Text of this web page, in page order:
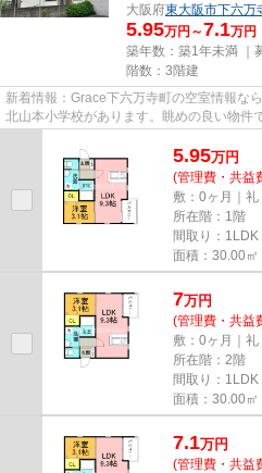
大阪府東大阪市下六万
5.95万円～7.1万円
築年数：築1年未満 ｜
階数：3階建
新着情報：Grace下六万寺町の空室情報な
北山本小学校があります。眺めの良い物件
の良い安心の物件です。東大阪...
5.95万円
(管理費・共益
敷：0ヶ月｜礼
所在階：1階
間取り：1LDK
面積：30.00㎡
7万円
(管理費・共益
敷：0ヶ月｜礼
所在階：2階
間取り：1LDK
面積：30.00㎡
7.1万円
(管理費・共益